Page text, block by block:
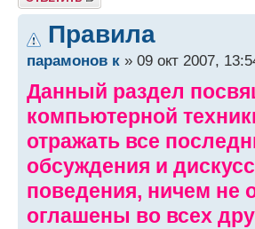
Правила
парамонов к » 09 окт 2007,
Данный раздел
компьютерной
отражать все
обсуждения и
поведения, ничем не
оглашены во всех